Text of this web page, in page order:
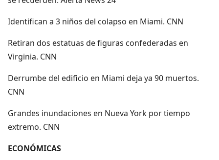
Identifican a 3 niños del colapso en Miami. CNN
Retiran dos estatuas de figuras confederadas en
Virginia. CNN
Derrumbe del edificio en Miami deja ya 90 muertos.
CNN
Grandes inundaciones en Nueva York por tiempo
extremo. CNN
ECONÓMICAS